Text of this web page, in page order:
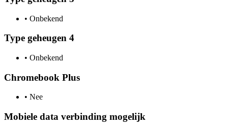
• Onbekend
Type geheugen 4
• Onbekend
Chromebook Plus
• Nee
Mobiele data verbinding mogelijk